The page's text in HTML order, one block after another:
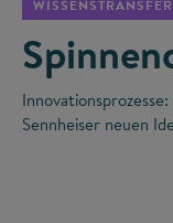
WISSENSTRANSFER
Sennheiser neuen